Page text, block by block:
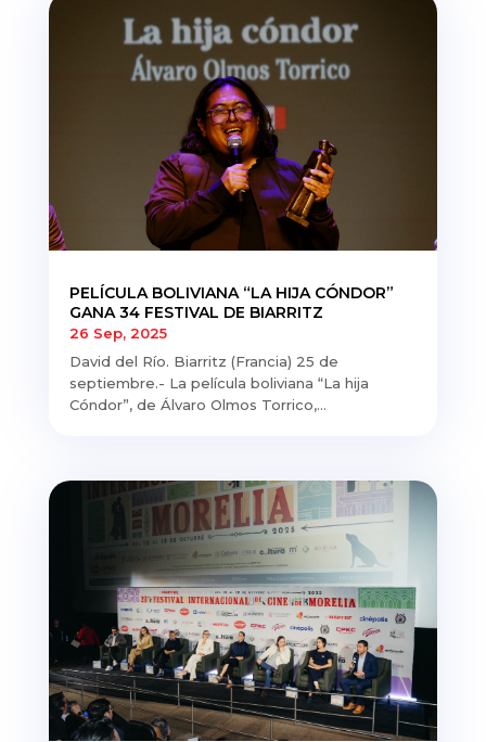
PELÍCULA BOLIVIANA “LA HIJA CÓNDOR”
GANA 34 FESTIVAL DE BIARRITZ
26 Sep, 2025
David del Río. Biarritz (Francia) 25 de
septiembre.- La película boliviana “La hija
Cóndor”, de Álvaro Olmos Torrico,...